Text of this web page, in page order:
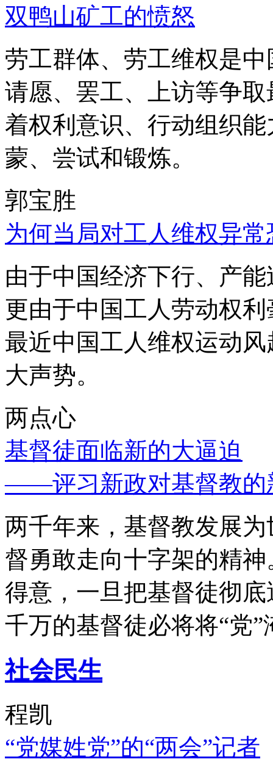
双鸭山矿工的愤怒
劳工群体、劳工维权是
请愿、罢工、上访等争
着权利意识、行动组织
蒙、尝试和锻炼。
郭宝胜
为何当局对工人维权异
由于中国经济下行、产
更由于中国工人劳动权
最近中国工人维权运动
大声势。
两点心
基督徒面临新的大逼迫
——评习新政对基督教的
两千年来，基督教发展
督勇敢走向十字架的精
得意，一旦把基督徒彻
千万的基督徒必将将“党”
社会民生
程凯
“党媒姓党”的“两会”记者